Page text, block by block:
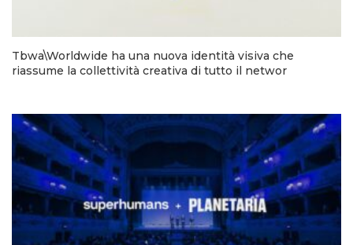
Tbwa\Worldwide ha una nuova identità visiva che
riassume la collettività creativa di tutto il networ